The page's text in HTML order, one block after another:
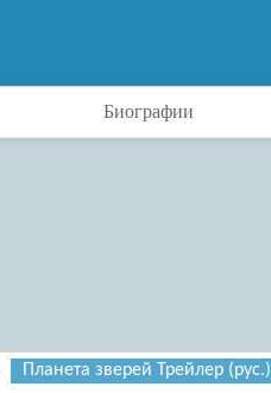
Биографии
Планета зверей Трейлер (рус.)